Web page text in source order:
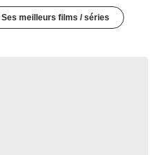
Ses meilleurs films / séries